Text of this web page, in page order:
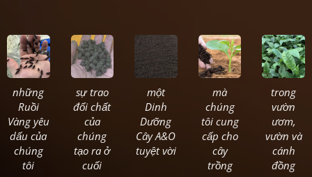
những
Ruồi
Vàng yêu
dấu của
chúng
tôi
sự trao
đổi chất
của
chúng
tạo ra ở
cuối
một
Dinh
Dưỡng
Cây A&O
tuyệt vời
mà
chúng
tôi cung
cấp cho
cây
trồng
trong
vườn
ươm,
vườn và
cánh
đồng